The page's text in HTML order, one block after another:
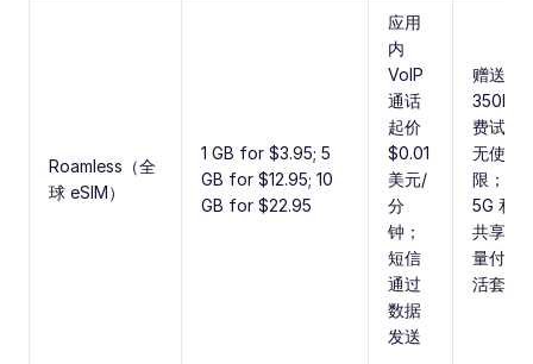
Roamless（全
球 eSIM）
1 GB for $3.95; 5
GB for $12.95; 10
GB for $22.95
应用
内
VoIP
通话
起价
$0.01
美元/
分
钟；
短信
通过
数据
发送
赠送
350MB
费试用
无使用
限；支
5G 和
共享；
量付费
活套餐